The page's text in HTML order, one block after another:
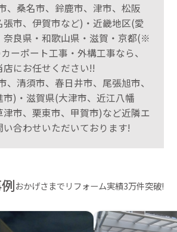
、桑名市、鈴鹿市、津市、松阪
市、伊賀市など)・近畿地区(愛
奈良県・和歌山県・滋賀・京都(※
ーポート工事・外構工事なら、
にお任せください!!
、清須市、春日井市、尾張旭市、
市)・滋賀県(大津市、近江八幡
市、栗東市、甲賀市)など近隣エ
い合わせいただいております!
おかげさまでリフォーム実績3万件突破!